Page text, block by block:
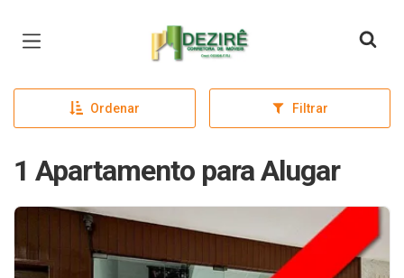
Página inicial
Ordenar Filtrar
1 Apartamento para Alugar